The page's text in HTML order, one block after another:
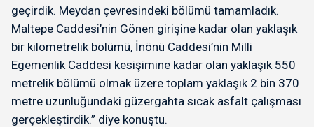
geçirdik. Meydan çevresindeki bölümü tamamladık.
Maltepe Caddesi’nin Gönen girişine kadar olan yaklaşık
bir kilometrelik bölümü, İnönü Caddesi’nin Milli
Egemenlik Caddesi kesişimine kadar olan yaklaşık 550
metrelik bölümü olmak üzere toplam yaklaşık 2 bin 370
metre uzunluğundaki güzergahta sıcak asfalt çalışması
gerçekleştirdik.” diye konuştu.